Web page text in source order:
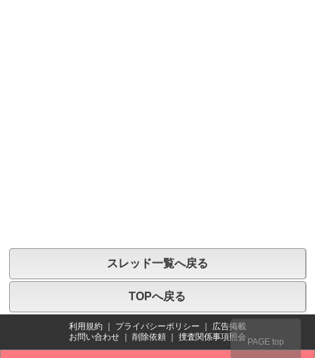
スレッド一覧へ戻る
TOPへ戻る
利用規約 ｜ プライバシーポリシー ｜ 広告掲載
お問い合わせ ｜ 削除依頼 ｜ 捜査関係事項照会
PAGE top